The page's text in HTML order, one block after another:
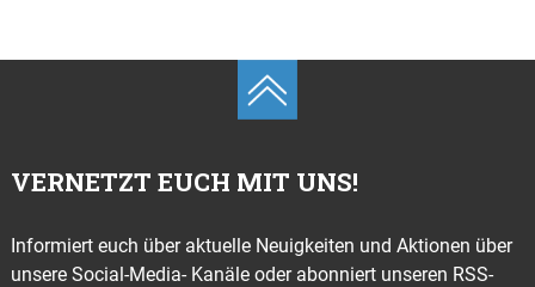
VERNETZT EUCH MIT UNS!
Informiert euch über aktuelle Neuigkeiten und Aktionen über
unsere Social-Media- Kanäle oder abonniert unseren RSS-